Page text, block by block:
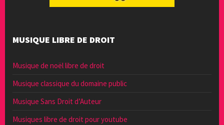
MUSIQUE LIBRE DE DROIT
Musique de noël libre de droit
Musique classique du domaine public
Musique Sans Droit d’Auteur
Musiques libre de droit pour youtube